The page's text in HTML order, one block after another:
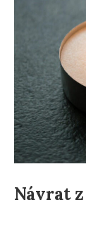
Návrat